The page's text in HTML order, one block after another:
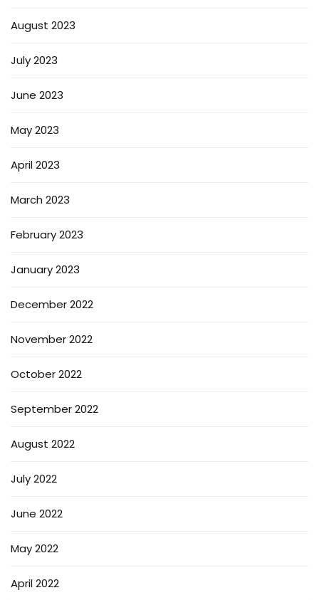
August 2023
July 2023
June 2023
May 2023
April 2023
March 2023
February 2023
January 2023
December 2022
November 2022
October 2022
September 2022
August 2022
July 2022
June 2022
May 2022
April 2022